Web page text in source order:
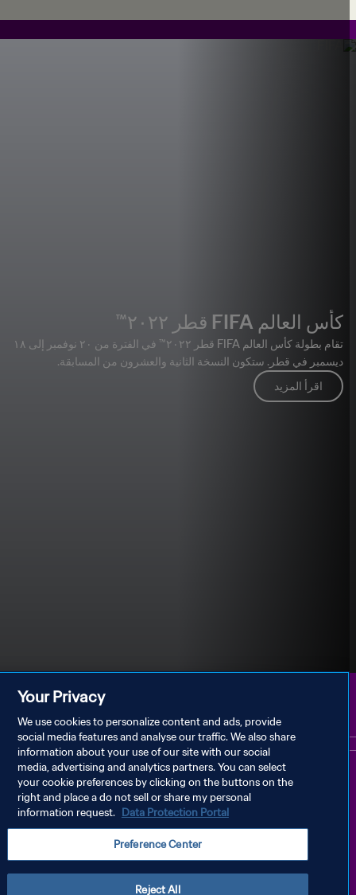
كأس العالم FIFA قطر ٢٠٢٢™
تقام بطولة كأس العالم FIFA قطر ٢٠٢٢™ في الفترة من ٢٠ نوفمبر إلى ١٨
ديسمبر في قطر. ستكون النسخة الثانية والعشرون من المسابقة.
اقرأ المزيد
سياسة الخصوصية
إدارة تفضيلات ملفات تعريف الارتباط
Your Privacy
We use cookies to personalize content and ads, provide
social media features and analyse our traffic. We also share
information about your use of our site with our social
media, advertising and analytics partners. You can select
your cookie preferences by clicking on the buttons on the
right and place a do not sell or share my personal
information request. Data Protection Portal
Preference Center
Reject All